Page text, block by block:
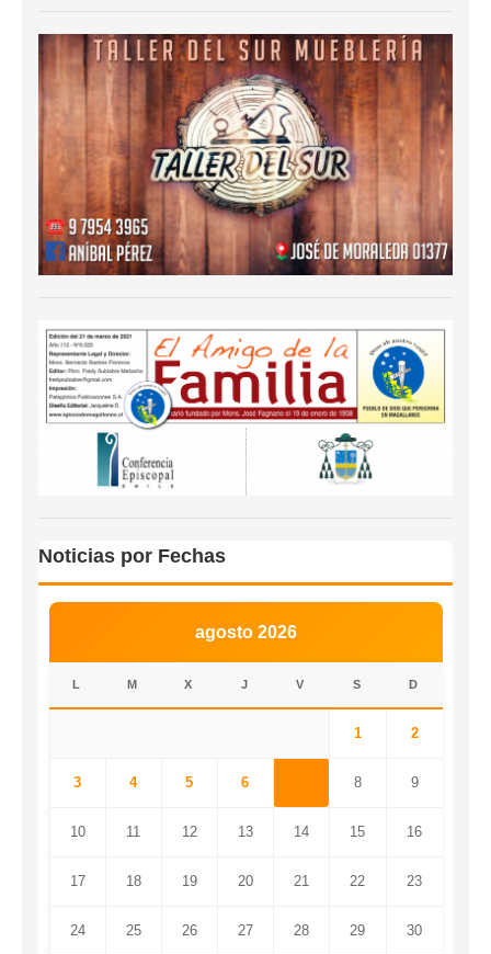
Noticias por Fechas
agosto 2026
L M X J V S D
1 2
3 4 5 6 8 9
10 11 12 13 14 15 16
17 18 19 20 21 22 23
24 25 26 27 28 29 30